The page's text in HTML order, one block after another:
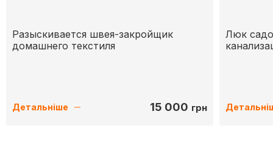
Разыскивается швея-закройщик
домашнего текстиля
Детальніше 15 000 грн
Люк